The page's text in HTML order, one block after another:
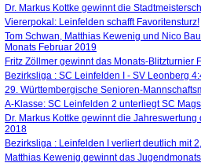
Dr. Markus Kottke gewinnt die
Viererpokal: Leinfelden schafft Favoritensturz!
Tom Schwan, Matthias Kewenig und Nico
Monats Februar 2019
Fritz Zöllmer gewinnt das Monats-Blitzturnier
Bezirksliga : SC Leinfelden I - SV Leonberg
29. Württembergische Senioren-
A-Klasse: SC Leinfelden 2 unterliegt SC
Dr. Markus Kottke gewinnt die
2018
Bezirksliga : Leinfelden I verliert deutlich mit
Matthias Kewenig gewinnt das